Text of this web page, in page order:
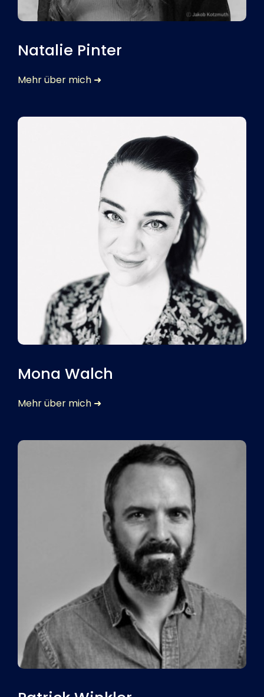
Natalie Pinter
Mehr über mich ➜
Mona Walch
Mehr über mich ➜